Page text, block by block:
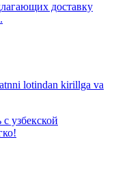
доставку
lotindan kirillga va
узбекской